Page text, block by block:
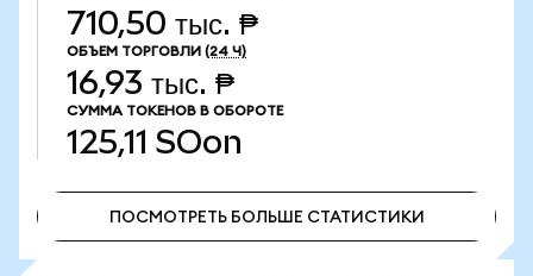
710,50 тыс. ₱
ОБЪЕМ ТОРГОВЛИ (24 Ч)
16,93 тыс. ₱
СУММА ТОКЕНОВ В ОБОРОТЕ
125,11 SOon
ПОСМОТРЕТЬ БОЛЬШЕ СТАТИСТИКИ